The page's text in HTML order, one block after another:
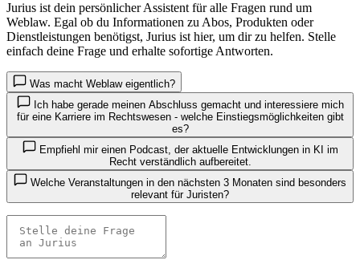
Jurius ist dein persönlicher Assistent für alle Fragen rund um
Weblaw. Egal ob du Informationen zu Abos, Produkten oder
Dienstleistungen benötigst, Jurius ist hier, um dir zu helfen. Stelle
einfach deine Frage und erhalte sofortige Antworten.
Was macht Weblaw eigentlich?
Ich habe gerade meinen Abschluss gemacht und interessiere mich
für eine Karriere im Rechtswesen - welche Einstiegsmöglichkeiten gibt
es?
Empfiehl mir einen Podcast, der aktuelle Entwicklungen in KI im
Recht verständlich aufbereitet.
relevant für Juristen?